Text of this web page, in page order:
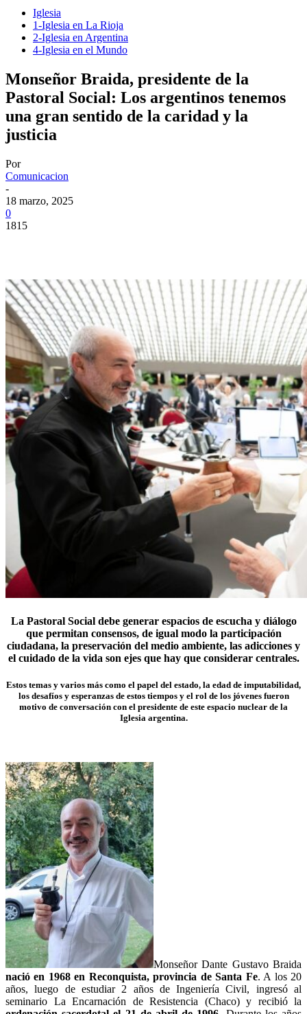
Iglesia
1-Iglesia en La Rioja
2-Iglesia en Argentina
4-Iglesia en el Mundo
Monseñor Braida, presidente de la
Pastoral Social: Los argentinos tenemos
una gran sentido de la caridad y la
justicia
Por
Comunicacion
-
18 marzo, 2025
0
1815
La Pastoral Social debe generar espacios de escucha y diálogo
que permitan consensos, de igual modo la participación
ciudadana, la preservación del medio ambiente, las adicciones y
el cuidado de la vida son ejes que hay que considerar centrales.
Estos temas y varios más como el papel del estado, la edad de imputabilidad,
los desafíos y esperanzas de estos tiempos y el rol de los jóvenes fueron
motivo de conversación con el presidente de este espacio nuclear de la
Iglesia argentina.
Monseñor Dante Gustavo Braida
nació en 1968 en Reconquista, provincia de Santa Fe. A los 20
años, luego de estudiar 2 años de Ingeniería Civil, ingresó al
seminario La Encarnación de Resistencia (Chaco) y recibió la